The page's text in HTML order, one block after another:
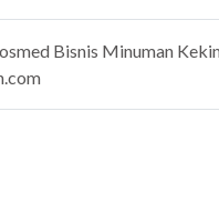
Bisnis Minuman